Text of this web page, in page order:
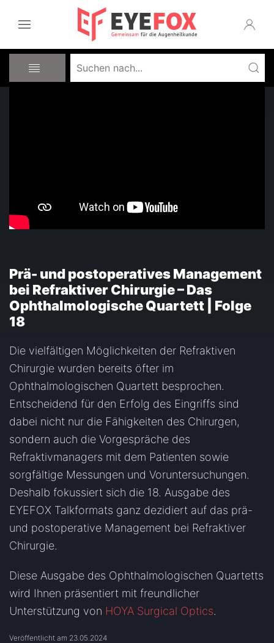
Prä- und postoperatives Management
bei Refraktiver Chirurgie – Das
Ophthalmologische Quartett | Folge
18
Die vielfältigen Möglichkeiten der Refraktiven
Chirurgie wurden bereits öfter im
Ophthalmologischen Quartett besprochen.
Entscheidend für den Erfolg des Eingriffs sind
dabei nicht nur die Fähigkeiten des Chirurgen,
sondern auch die Vorgespräche des
Refraktivmanagers mit dem Patienten sowie
sorgfältige Messungen und Voruntersuchungen.
Deshalb fokussiert sich die 18. Ausgabe des
EYEFOX Talkformats ganz dezidiert auf das prä-
und postoperative Management bei Refraktiver
Chirurgie.
Diese Ausgabe des Ophthalmologischen Quartetts
wird Ihnen präsentiert mit freundlicher
Unterstützung von HOYA Surgical Optics.
Veröffentlicht am 23.05.2024